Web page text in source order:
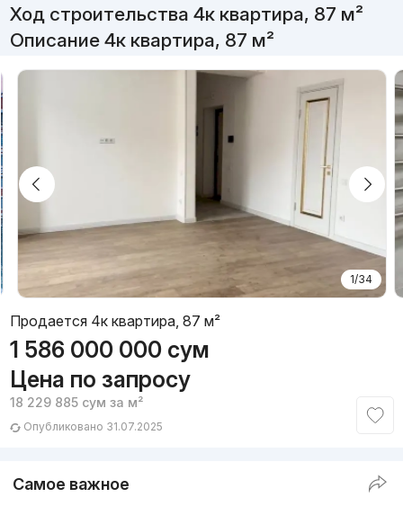
Ход строительства 4к квартира, 87 м²
Описание 4к квартира, 87 м²
1/34
Продается 4к квартира, 87 м²
1 586 000 000 сум
Цена по запросу
18 229 885 сум за м²
Опубликовано 31.07.2025
Самое важное